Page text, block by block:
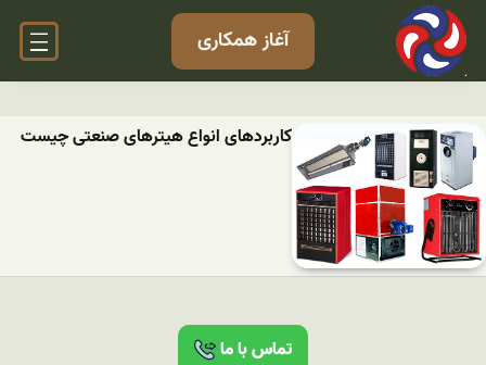
آغاز همکاری
کاربردهای انواع هیترهای صنعتی چیست
تماس با ما